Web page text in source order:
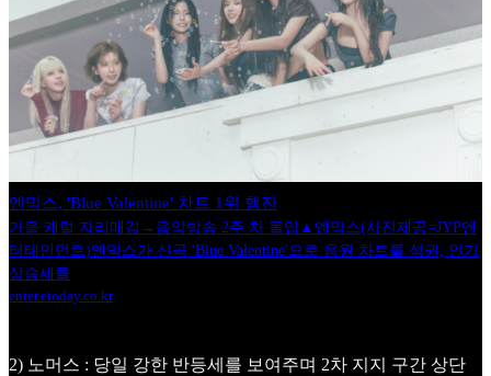
엔믹스, 'Blue Valentine' 차트 1위 행진
가을 캐럴 자리매김→음악방송 2주 차 돌입▲엔믹스(사진제공=JYP엔
터테인먼트)엔믹스가 신곡 'Blue Valentine'으로 음원 차트를 석권, 인기
상승세를
enter.etoday.co.kr
2) 노머스 : 당일 강한 반등세를 보여주며 2차 지지 구간 상단